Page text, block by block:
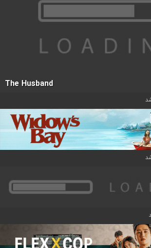
The Husband